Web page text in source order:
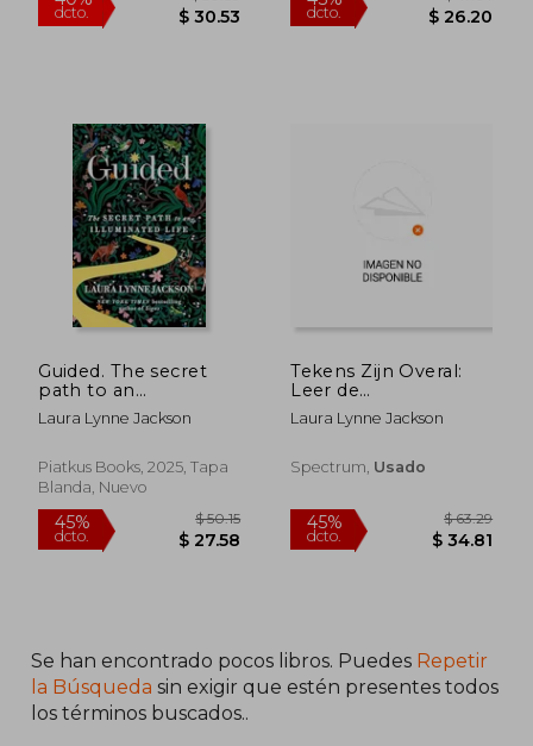
40%
dcto. $ 30.53
45%
dcto. $
Guided. The secret
path to an
illuminated life
Laura Lynne Jackson
Piatkus Books, 2025, Tapa
Blanda, Nuevo
Tekens Zijn Overal:
Leer de
Boodschappen van
het Universum Zien
Dutch)
Laura Lynne Jackson
Spectrum, Usado
Se han encontrado pocos libros. Puedes Repetir
la Búsqueda sin exigir que estén presentes todos
los términos buscados..